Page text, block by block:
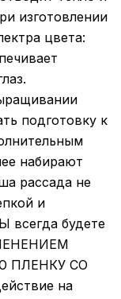
изготовлении
цвета:
подготовку к
набирают
рассада не
и
всегда будете
ПЛЕНКУ СО
на